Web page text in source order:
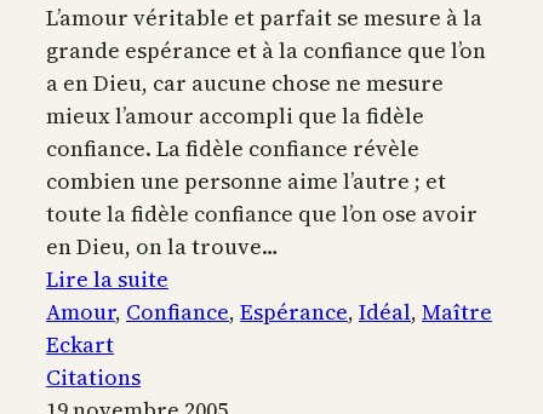
L’amour véritable et parfait se mesure à la
grande espérance et à la confiance que l’on
a en Dieu, car aucune chose ne mesure
mieux l’amour accompli que la fidèle
confiance. La fidèle confiance révèle
combien une personne aime l’autre ; et
toute la fidèle confiance que l’on ose avoir
en Dieu, on la trouve…
Lire la suite
L’amour
Amour, Confiance, Espérance, Idéal, Maître
Eckart
Citations